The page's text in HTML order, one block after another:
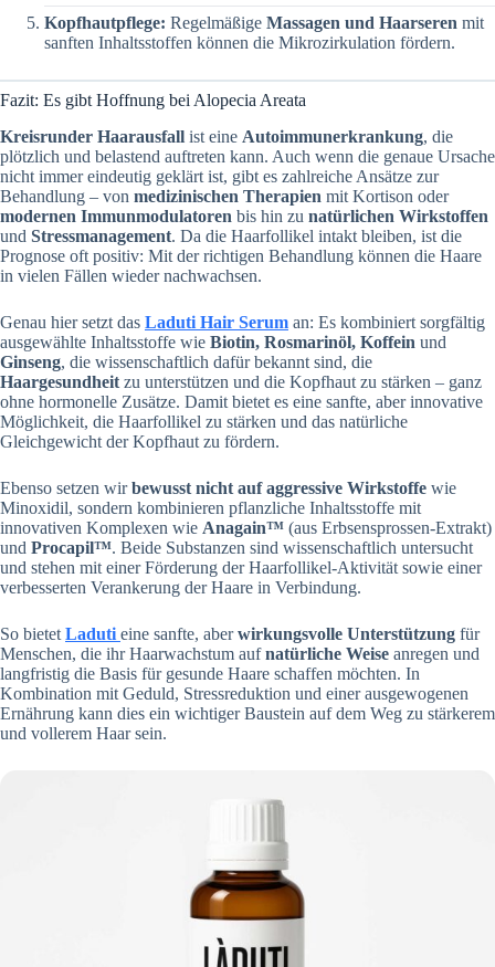
Kopfhautpflege: Regelmäßige Massagen und Haarseren mit
sanften Inhaltsstoffen können die Mikrozirkulation fördern.
Fazit: Es gibt Hoffnung bei Alopecia Areata
Kreisrunder Haarausfall ist eine Autoimmunerkrankung, die
plötzlich und belastend auftreten kann. Auch wenn die genaue Ursache
nicht immer eindeutig geklärt ist, gibt es zahlreiche Ansätze zur
Behandlung – von medizinischen Therapien mit Kortison oder
modernen Immunmodulatoren bis hin zu natürlichen Wirkstoffen
und Stressmanagement. Da die Haarfollikel intakt bleiben, ist die
Prognose oft positiv: Mit der richtigen Behandlung können die Haare
in vielen Fällen wieder nachwachsen.
Genau hier setzt das Laduti Hair Serum an: Es kombiniert sorgfältig
ausgewählte Inhaltsstoffe wie Biotin, Rosmarinöl, Koffein und
Ginseng, die wissenschaftlich dafür bekannt sind, die
Haargesundheit zu unterstützen und die Kopfhaut zu stärken – ganz
ohne hormonelle Zusätze. Damit bietet es eine sanfte, aber innovative
Möglichkeit, die Haarfollikel zu stärken und das natürliche
Gleichgewicht der Kopfhaut zu fördern.
Ebenso setzen wirbewusst nicht auf aggressive Wirkstoffe wie
Minoxidil, sondern kombinieren pflanzliche Inhaltsstoffe mit
innovativen Komplexen wie Anagain™ (aus Erbsensprossen-Extrakt)
und Procapil™. Beide Substanzen sind wissenschaftlich untersucht
und stehen mit einer Förderung der Haarfollikel-Aktivität sowie einer
verbesserten Verankerung der Haare in Verbindung.
So bietet Laduti eine sanfte, aberwirkungsvolle Unterstützung für
Menschen, die ihr Haarwachstum aufnatürliche Weise anregen und
langfristig die Basis für gesunde Haare schaffen möchten. In
Kombination mit Geduld, Stressreduktion und einer ausgewogenen
Ernährung kann dies ein wichtiger Baustein auf dem Weg zu stärkerem
und vollerem Haar sein.